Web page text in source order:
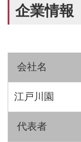
企業情報
会社名
江戸川園
代表者